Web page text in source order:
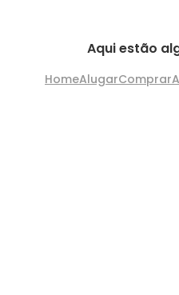
Aqui estão
HomeAlugarComprar